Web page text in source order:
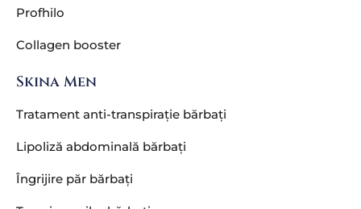
Profhilo
Collagen booster
Skina Men
Tratament anti-transpirație bărbați
Lipoliză abdominală bărbați
Îngrijire păr bărbați